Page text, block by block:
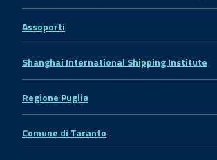
Assoporti
Shanghai International Shipping Institute
Regione Puglia
Comune di Taranto